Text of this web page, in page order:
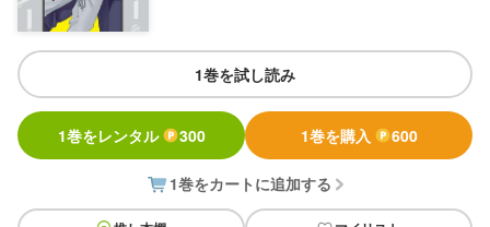
1巻を試し読み
1巻をレンタル 300 1巻を購入 600
1巻をカートに追加する